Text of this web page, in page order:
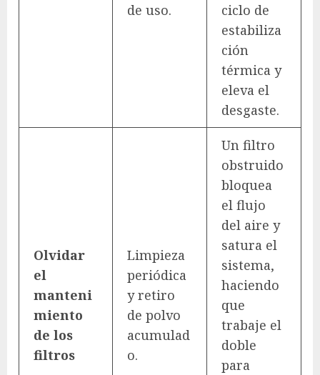
de uso.
ciclo de
estabiliza
ción
térmica y
eleva el
desgaste.
Olvidar
el
manteni
miento
de los
filtros
Limpieza
periódica
y retiro
de polvo
acumulad
o.
Un filtro
obstruido
bloquea
el flujo
del aire y
satura el
sistema,
haciendo
que
trabaje el
doble
para